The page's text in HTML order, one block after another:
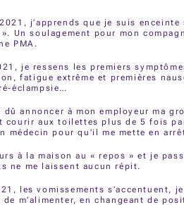
j’apprends que je suis
». Un soulagement pour mon
PMA.
je ressens les premiers
fatigue extrême et premières
éclampsie…
dû annoncer à mon employeur ma
courir aux toilettes plus de 5 fois
médecin pour qu’il me mette en
à la maison au « repos » et je
ne me laissent aucun répit.
les vomissements s’accentuent,
de m’alimenter, en changeant de